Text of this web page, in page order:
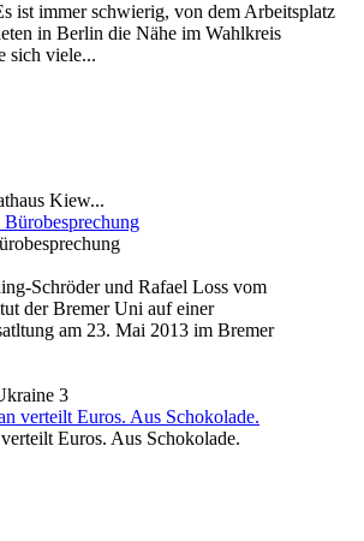
ist immer schwierig, von dem Arbeitsplatz
in Berlin die Nähe im Wahlkreis
sich viele...
Kiew...
Schröder und Rafael Loss vom
der Bremer Uni auf einer
am 23. Mai 2013 im Bremer
3
Euros. Aus Schokolade.